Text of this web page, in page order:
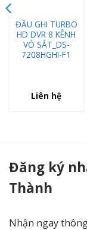
ĐẦU GHI TURBO
HD DVR 8 KÊNH
VỎ SẮT_DS-
7208HGHI-F1
Liên hệ
Đăng ký
Thành
Nhận ngay